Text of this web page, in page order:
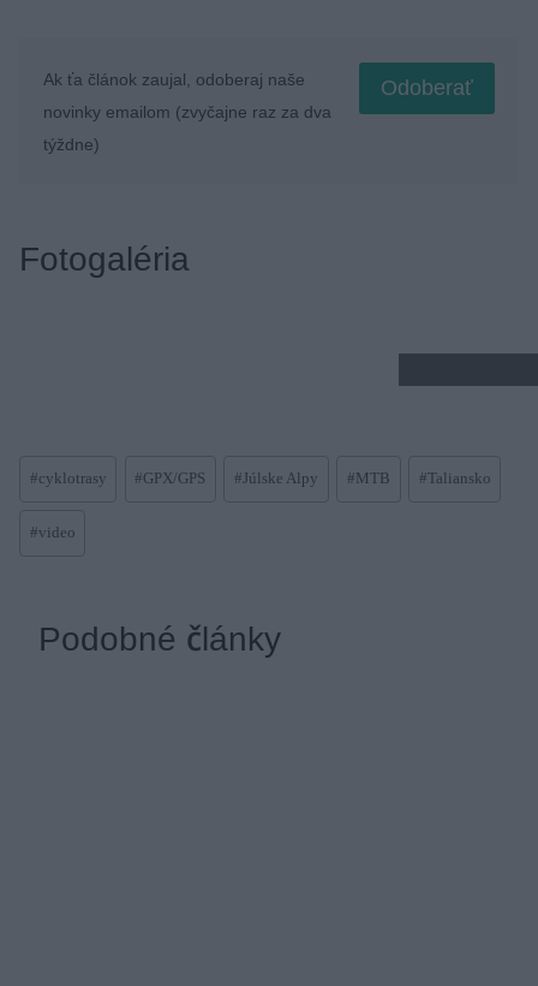
Odoberať
Ak ťa článok zaujal, odoberaj naše
novinky emailom (zvyčajne raz za dva
týždne)
Fotogaléria
#cyklotrasy #GPX/GPS # Júlske Alpy #MTB #Taliansko
#video
Podobné články